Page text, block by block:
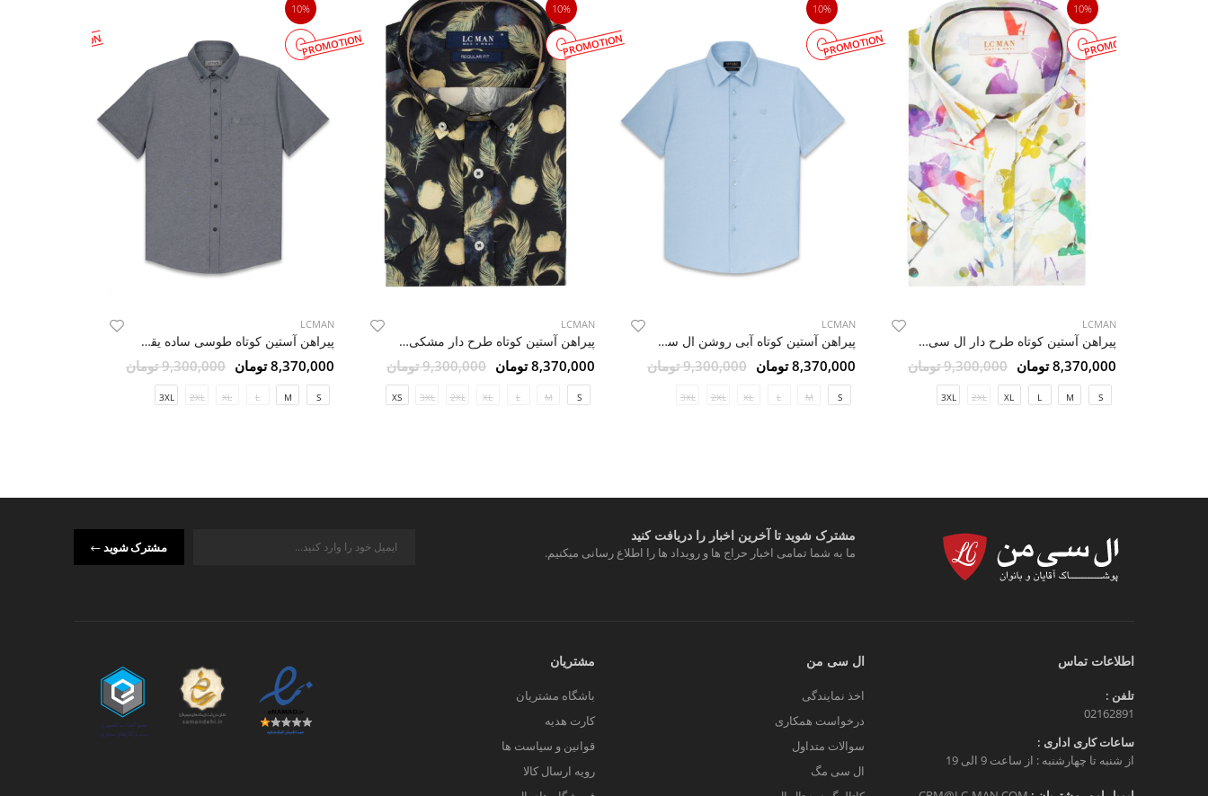
10%
PROMOTION
LCMAN
پیراهن آستین کوتاه طرح دار ال سی من 7
8,370,000 تومان 9,300,000 تومان
S
M
L
XL
2XL
3XL
10%
PROMOTION
LCMAN
پیراهن آستین کوتاه آبی روشن ال سی من 26
8,370,000 تومان 9,300,000 تومان
S
M
L
XL
2XL
3XL
10%
PROMOTION
LCMAN
پیراهن آستین کوتاه طرح دار مشکی ال سی من
8,370,000 تومان 9,300,000 تومان
S
M
L
XL
2XL
3XL
XS
10%
PROMOTION
LCMAN
پیراهن آستین کوتاه طوسی ساده یقه دکمه دار ال سی من27
8,370,000 تومان 9,300,000 تومان
S
M
L
XL
2XL
3XL
PROMOTION
مشترک شوید تا آخرین اخبار را دریافت کنید
ما به شما تمامی اخبار حراج ها و رویداد ها را اطلاع رسانی میکنیم. مشترک شوید
اطلاعات تماس
تلفن :
02162891
ساعات کاری اداری :
از شنبه تا چهارشنبه : از ساعت 9 الی 19
ال سی من
اخذ نمایندگی
درخواست همکاری
سوالات متداول
ال سی مگ
مشتریان
باشگاه مشتریان
کارت هدیه
قوانین و سیاست ها
رویه ارسال کالا